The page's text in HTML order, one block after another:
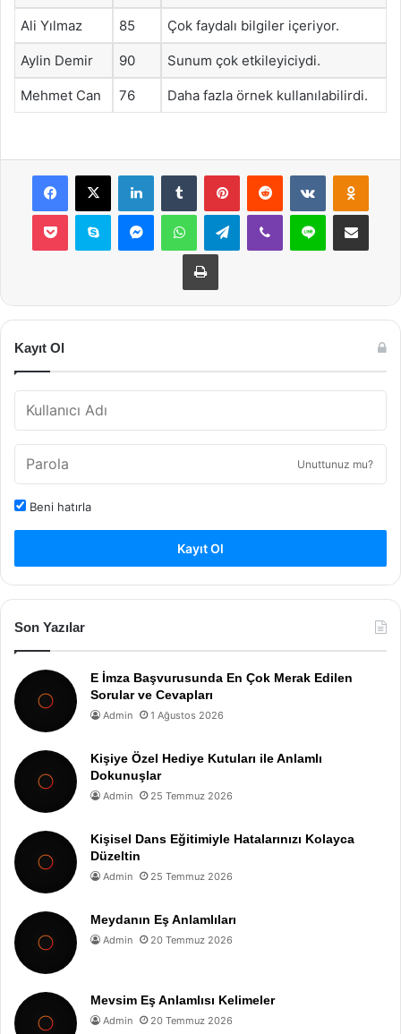
Ali Yılmaz 85 Çok faydalı bilgiler içeriyor.
Aylin Demir 90 Sunum çok etkileyiciydi.
Mehmet Can 76 Daha fazla örnek kullanılabilirdi.
Facebook
X LinkedInTumblr PinterestReddit VKontakte
Pocket Skype MessengerWhatsAppTelegramViber Line E-Posta ile
Yazdır
Kayıt Ol
Unuttunuz mu?
Beni hatırla
Kayıt Ol
Son Yazılar
E İmza Başvurusunda En Çok Merak Edilen
Sorular ve Cevapları
Admin 1 Ağustos 2026
Kişiye Özel Hediye Kutuları ile Anlamlı
Dokunuşlar
Admin 25 Temmuz 2026
Kişisel Dans Eğitimiyle Hatalarınızı Kolayca
Düzeltin
Admin 25 Temmuz 2026
Meydanın Eş Anlamlıları
Admin 20 Temmuz 2026
Mevsim Eş Anlamlısı Kelimeler
Admin 20 Temmuz 2026